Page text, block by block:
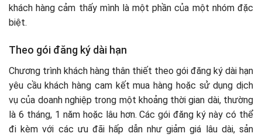
khách hàng cảm thấy mình là một phần của một nhóm đặc
biệt.
Theo gói đăng ký dài hạn
Chương trình khách hàng thân thiết theo gói đăng ký dài hạn
yêu cầu khách hàng cam kết mua hàng hoặc sử dụng dịch
vụ của doanh nghiệp trong một khoảng thời gian dài, thường
là 6 tháng, 1 năm hoặc lâu hơn. Các gói đăng ký này có thể
đi kèm với các ưu đãi hấp dẫn như giảm giá lâu dài, sản